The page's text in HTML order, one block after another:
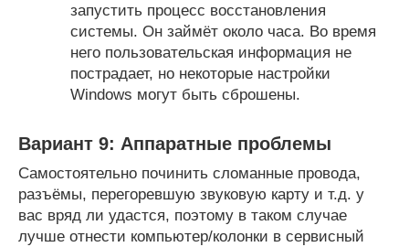
запустить процесс восстановления
системы. Он займёт около часа. Во время
него пользовательская информация не
пострадает, но некоторые настройки
Windows могут быть сброшены.
Вариант 9: Аппаратные проблемы
Самостоятельно починить сломанные провода,
разъёмы, перегоревшую звуковую карту и т.д. у
вас вряд ли удастся, поэтому в таком случае
лучше отнести компьютер/колонки в сервисный